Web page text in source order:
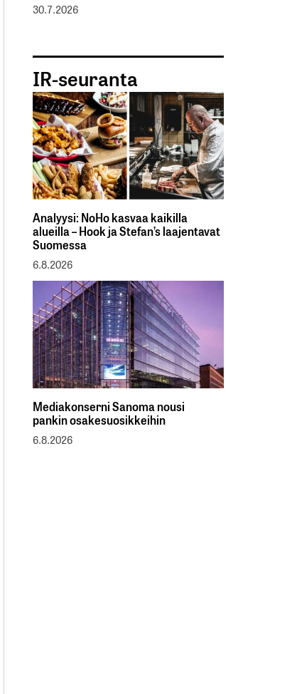
30.7.2026
IR-seuranta
Analyysi: NoHo kasvaa kaikilla
alueilla – Hook ja Stefan’s laajentavat
Suomessa
6.8.2026
Mediakonserni Sanoma nousi
pankin osakesuosikkeihin
6.8.2026